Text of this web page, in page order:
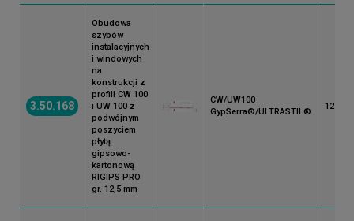
3.50.168
Obudowa
szybów
instalacyjnych
i windowych
na
konstrukcji z
profili CW 100
i UW 100 z
podwójnym
poszyciem
płytą
gipsowo-
kartonową
RIGIPS PRO
gr. 12,5 mm
CW/UW100
GypSerra®/ULTRASTIL®
125